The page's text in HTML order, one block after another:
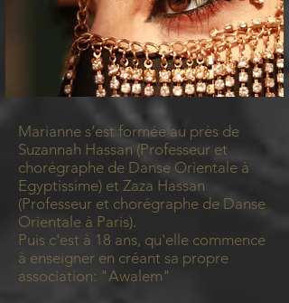
Marianne s’est formée au près de
Suzannah Hassan (Professeur et
chorégraphe de Danse Orientale à
Egyptissime) et Zaza Hassan
(Professeur et chorégraphe de Danse
Orientale à Paris).
Puis c'est à 18 ans, qu'elle commence
à enseigner en créant sa propre
association: "Awalem"